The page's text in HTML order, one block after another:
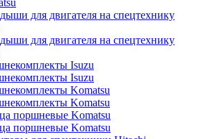
для двигателя на спецтехнику
для двигателя на спецтехнику
Isuzu
Isuzu
Komatsu
Komatsu
поршневые Komatsu
поршневые Komatsu